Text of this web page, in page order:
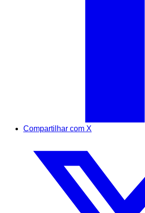
Compartilhar com X